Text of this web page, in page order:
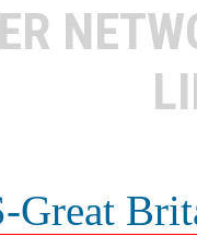
Great